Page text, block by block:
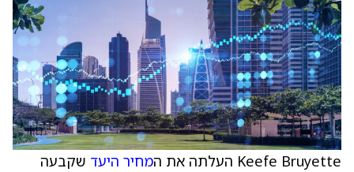
Keefe Bruyette העלתה את ה מחיר היעד שקבעה